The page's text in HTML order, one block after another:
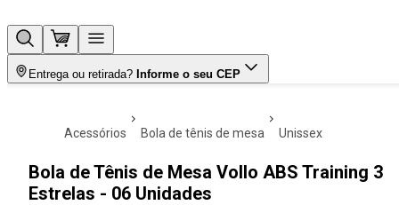
Entrega ou retirada? Informe o seu CEP
acessórios bola de tênis de mesa unissex
Bola de Tênis de Mesa Vollo ABS Training 3
Estrelas - 06 Unidades